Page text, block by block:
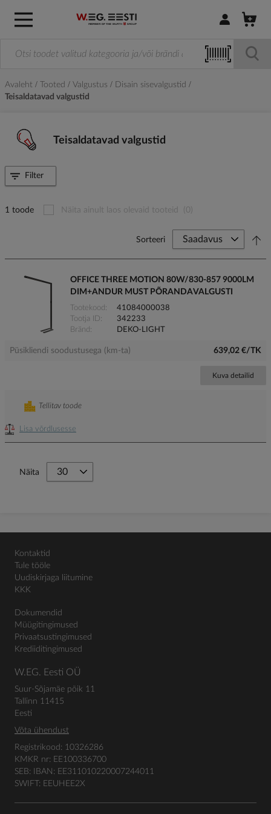
Logi sisse /
Avaleht Tooted Valgustus
Disain sisevalgustid
Teisaldatavad valgustid
Teisaldatavad valgustid
1 toode Näita ainult laos olevaid tooteid (0)
Sorteeri
OFFICE THREE MOTION 80W/830-857 9000LM
DIM+ANDUR MUST PÕRANDAVALGUSTI
Tootekood
41084000038
Tootja ID
342233
Bränd
DEKO-LIGHT
Püsikliendi soodustusega (km-ta) 639,02 €/TK
Kuva detailid
Lisa võrdlusesse
Tellitav toode
Näita
Filter
Kontaktid
Tule tööle
Uudiskirjaga liitumine
KKK
Dokumendid
Müügitingimused
Privaatsustingimused
Krediiditingimused
W.EG. Eesti OÜ
Suur-Sõjamäe põik 11
Tallinn 11415
Eesti
Võta ühendust
Registrikood: 10326286
KMKR nr: EE100336700
SEB: IBAN: EE311010220007244011
SWIFT: EEUHEE2X